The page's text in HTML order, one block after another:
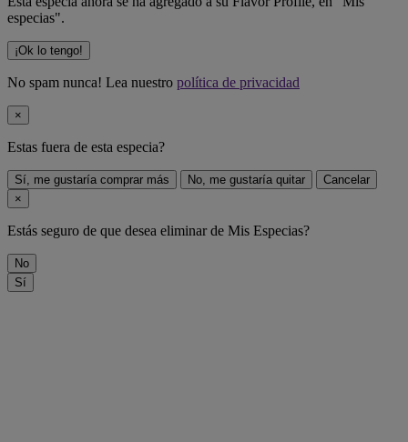
especias".
¡Ok lo tengo!
No spam nunca! Lea nuestro política de privacidad
×
Estas fuera de esta especia?
Sí, me gustaría comprar más No, me gustaría quitar
Cancelar
×
Estás seguro de que desea eliminarde Mis Especias?
No
Sí